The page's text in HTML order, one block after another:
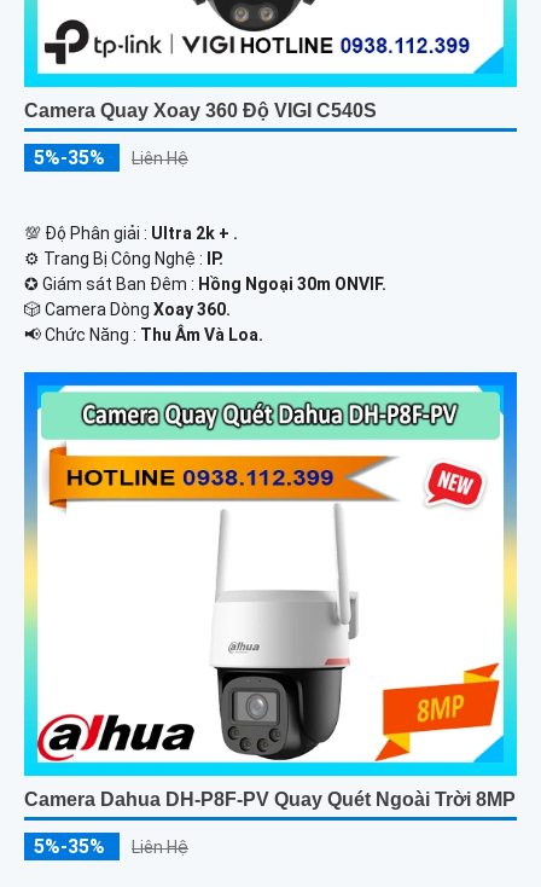
Camera Quay Xoay 360 Độ VIGI C540S
5%-35% Liên Hệ
💯 Độ Phân giải : Ultra 2k + .
⚙ Trang Bị Công Nghệ :
IP.
✪ Giám sát Ban Đêm : Hồng Ngoại 30m ONVIF.
🎲 Camera Dòng Xoay 360.
️📢 Chức Năng : Thu Âm Và Loa.
Camera Dahua DH-P8F-PV Quay Quét Ngoài Trời 8MP
5%-35% Liên Hệ